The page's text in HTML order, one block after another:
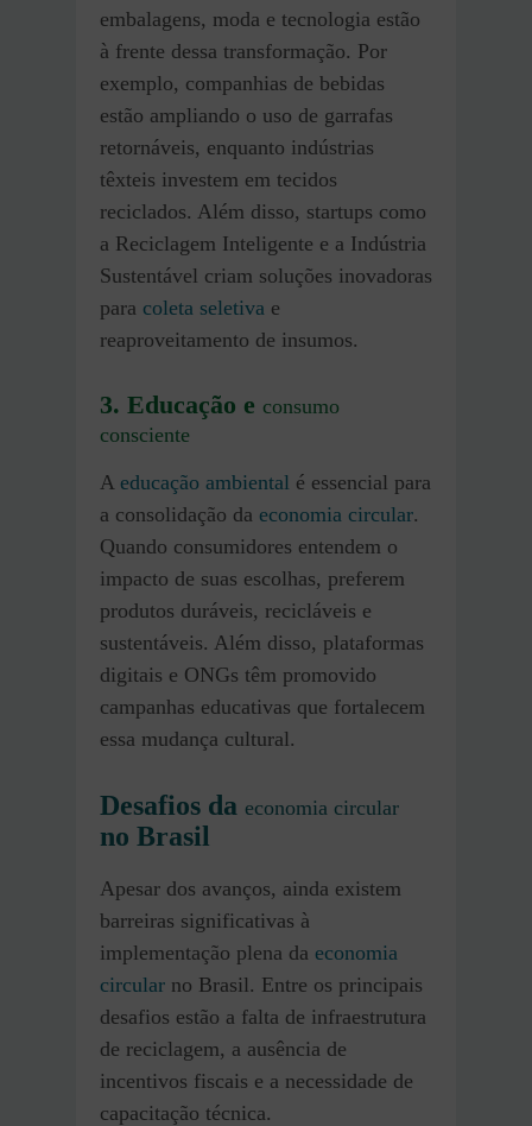
embalagens, moda e tecnologia estão
à frente dessa transformação. Por
exemplo, companhias de bebidas
estão ampliando o uso de garrafas
retornáveis, enquanto indústrias
têxteis investem em tecidos
reciclados. Além disso, startups como
a Reciclagem Inteligente e a Indústria
Sustentável criam soluções inovadoras
para coleta seletiva e
reaproveitamento de insumos.
3. Educação e consumo
consciente
A educação ambiental é essencial para
a consolidação da economia circular.
Quando consumidores entendem o
impacto de suas escolhas, preferem
produtos duráveis, recicláveis e
sustentáveis. Além disso, plataformas
digitais e ONGs têm promovido
campanhas educativas que fortalecem
essa mudança cultural.
Desafios da economia circular
no Brasil
Apesar dos avanços, ainda existem
barreiras significativas à
implementação plena da economia
circular no Brasil. Entre os principais
desafios estão a falta de infraestrutura
de reciclagem, a ausência de
incentivos fiscais e a necessidade de
capacitação técnica.